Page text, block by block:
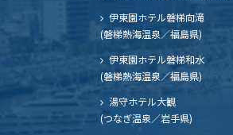
伊東園ホテル磐梯向滝
(磐梯熱海温泉／福島県)
伊東園ホテル磐梯和水
(磐梯熱海温泉／福島県)
湯守ホテル大観
(つなぎ温泉／岩手県)